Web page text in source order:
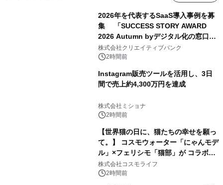
2026年を代表するSaaS導入事例を募
集 「SUCCESS STORY AWARD
2026 Autumn byデジタル化の窓口」
開催
株式会社クリエイティブバンク
2時間前
Instagram販売ツールを活用し、3日
間で売上約4,300万円を達成
株式会社ミショナ
2時間前
【世界猫の日に、猫たちの幸せを願っ
て。】 コスモウォーター「にゃんモデ
ル」×フェリシモ「猫部」が コラボキ
ャンペーンを実施
株式会社コスモライフ
2時間前